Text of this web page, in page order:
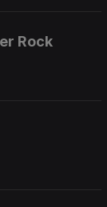
Rock